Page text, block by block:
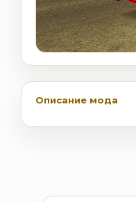
Описание мода